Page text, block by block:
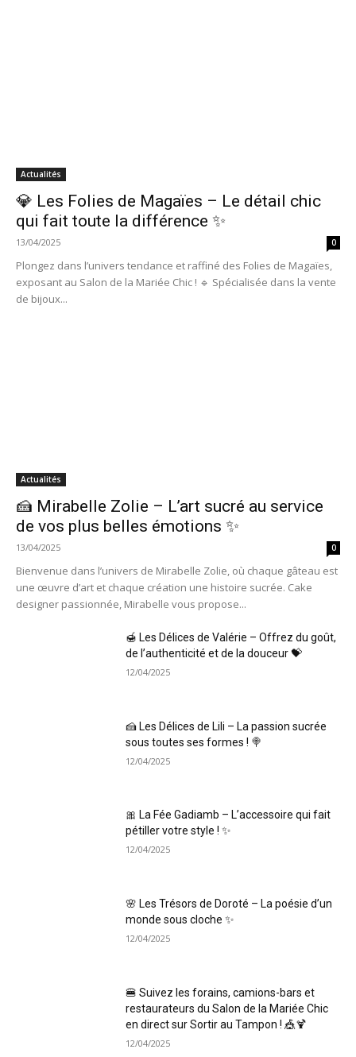
Actualités
💎 Les Folies de Magaïes – Le détail chic
qui fait toute la différence ✨
13/04/2025 0
Plongez dans l’univers tendance et raffiné des Folies de Magaïes,
exposant au Salon de la Mariée Chic ! 🔹 Spécialisée dans la vente
de bijoux...
Actualités
🍰 Mirabelle Zolie – L’art sucré au service
de vos plus belles émotions ✨
13/04/2025 0
Bienvenue dans l’univers de Mirabelle Zolie, où chaque gâteau est
une œuvre d’art et chaque création une histoire sucrée. Cake
designer passionnée, Mirabelle vous propose...
🍯 Les Délices de Valérie – Offrez du goût,
de l’authenticité et de la douceur 💝
12/04/2025
🍰 Les Délices de Lili – La passion sucrée
sous toutes ses formes ! 🍭
12/04/2025
🎀 La Fée Gadiamb – L’accessoire qui fait
pétiller votre style ! ✨
12/04/2025
🌸 Les Trésors de Doroté – La poésie d’un
monde sous cloche ✨
12/04/2025
🍔 Suivez les forains, camions-bars et
restaurateurs du Salon de la Mariée Chic
en direct sur Sortir au Tampon ! 🎪🍹
12/04/2025